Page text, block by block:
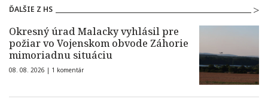
ĎALŠIE Z HS
Okresný úrad Malacky vyhlásil pre
požiar vo Vojenskom obvode Záhorie
mimoriadnu situáciu
08. 08. 2026 | 1 komentár